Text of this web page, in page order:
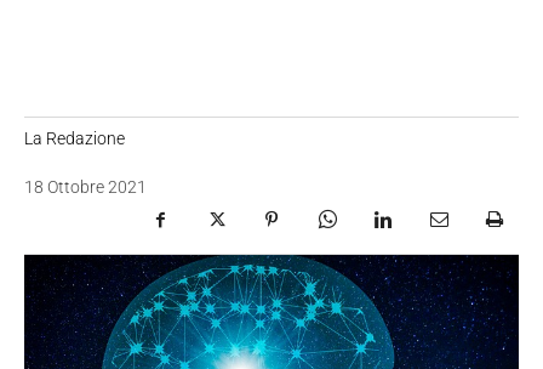
La Redazione
18 Ottobre 2021